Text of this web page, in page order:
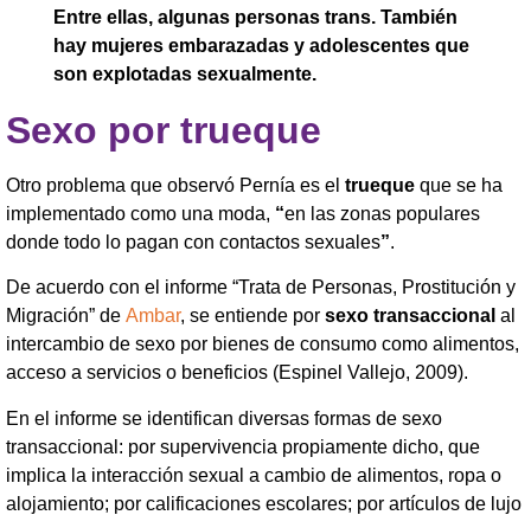
Entre ellas, algunas personas trans. También
hay mujeres embarazadas y adolescentes que
son explotadas sexualmente.
Sexo por trueque
Otro problema que observó Pernía es el trueque que se ha
implementado como una moda, “en las zonas populares
donde todo lo pagan con contactos sexuales”.
De acuerdo con el informe “Trata de Personas, Prostitución y
Migración” de Ambar, se entiende por sexo transaccional al
intercambio de sexo por bienes de consumo como alimentos,
acceso a servicios o beneficios (Espinel Vallejo, 2009).
En el informe se identifican diversas formas de sexo
transaccional: por supervivencia propiamente dicho, que
implica la interacción sexual a cambio de alimentos, ropa o
alojamiento; por calificaciones escolares; por artículos de lujo